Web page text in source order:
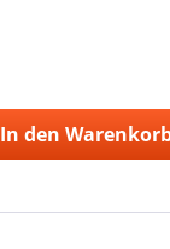
In den